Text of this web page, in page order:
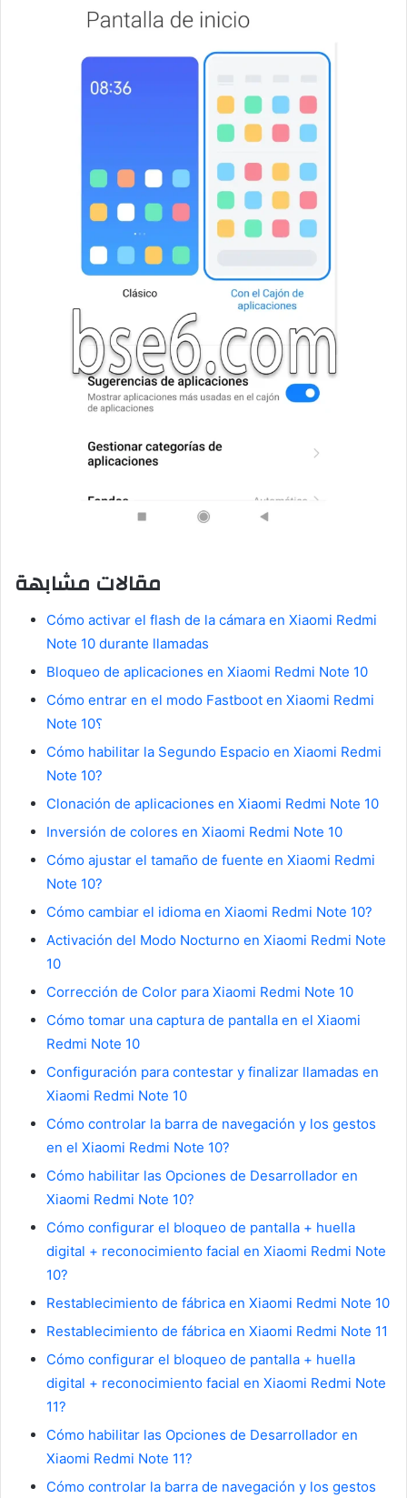
مقالات مشابهة
Cómo activar el flash de la cámara en Xiaomi Redmi
Note 10 durante llamadas
Bloqueo de aplicaciones en Xiaomi Redmi Note 10
Cómo entrar en el modo Fastboot en Xiaomi Redmi
Note 10؟
Cómo habilitar la Segundo Espacio en Xiaomi Redmi
Note 10?
Clonación de aplicaciones en Xiaomi Redmi Note 10
Inversión de colores en Xiaomi Redmi Note 10
Cómo ajustar el tamaño de fuente en Xiaomi Redmi
Note 10?
Cómo cambiar el idioma en Xiaomi Redmi Note 10?
Activación del Modo Nocturno en Xiaomi Redmi Note
10
Corrección de Color para Xiaomi Redmi Note 10
Cómo tomar una captura de pantalla en el Xiaomi
Redmi Note 10
Configuración para contestar y finalizar llamadas en
Xiaomi Redmi Note 10
Cómo controlar la barra de navegación y los gestos
en el Xiaomi Redmi Note 10?
Cómo habilitar las Opciones de Desarrollador en
Xiaomi Redmi Note 10?
Cómo configurar el bloqueo de pantalla + huella
digital + reconocimiento facial en Xiaomi Redmi Note
10?
Restablecimiento de fábrica en Xiaomi Redmi Note 10
Restablecimiento de fábrica en Xiaomi Redmi Note 11
Cómo configurar el bloqueo de pantalla + huella
digital + reconocimiento facial en Xiaomi Redmi Note
11?
Cómo habilitar las Opciones de Desarrollador en
Xiaomi Redmi Note 11?
Cómo controlar la barra de navegación y los gestos